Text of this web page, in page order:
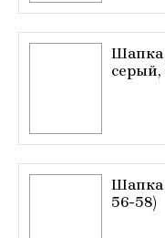
Шапка
серый,
Шапка
56-58)